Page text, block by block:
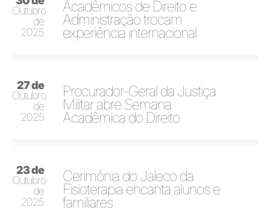
Outubro
de
2025
Acadêmicos de Direito e
Administração trocam
experiência internacional
27 de
Outubro
de
2025
Procurador-Geral da Justiça
Militar abre Semana
Acadêmica do Direito
23 de
Outubro
de
2025
Cerimônia do Jaleco da
Fisioterapia encanta alunos e
familiares